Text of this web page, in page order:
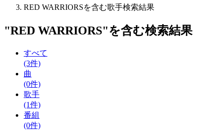
RED WARRIORSを含む歌手検索結果
"RED WARRIORS"を含む検索結果
すべて
(3件)
曲
(0件)
歌手
(1件)
番組
(0件)